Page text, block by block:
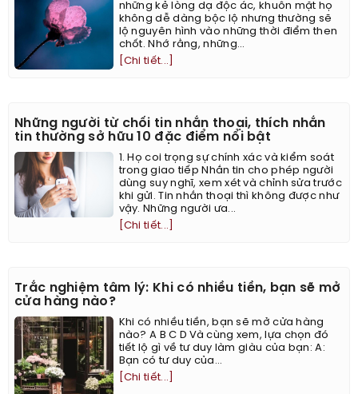
những kẻ lòng dạ độc ác, khuôn mặt họ
không dễ dàng bộc lộ nhưng thường sẽ
lộ nguyên hình vào những thời điểm then
chốt. Nhớ rằng, những...
[Chi tiết...]
Những người từ chối tin nhắn thoại, thích nhắn
tin thường sở hữu 10 đặc điểm nổi bật
1. Họ coi trọng sự chính xác và kiểm soát
trong giao tiếp Nhắn tin cho phép người
dùng suy nghĩ, xem xét và chỉnh sửa trước
khi gửi. Tin nhắn thoại thì không được như
vậy. Những người ưa...
[Chi tiết...]
Trắc nghiệm tâm lý: Khi có nhiều tiền, bạn sẽ mở
cửa hàng nào?
Khi có nhiều tiền, bạn sẽ mở cửa hàng
nào? A B C D Và cùng xem, lựa chọn đó
tiết lộ gì về tư duy làm giàu của bạn: A:
Bạn có tư duy của...
[Chi tiết...]